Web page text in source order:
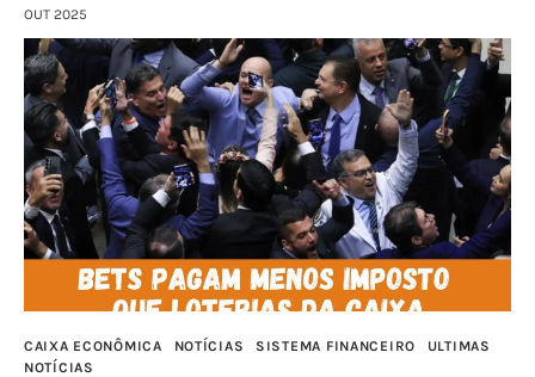
OUT 2025
CAIXA ECONÔMICA NOTÍCIAS SISTEMA FINANCEIRO
ULTIMAS
NOTÍCIAS